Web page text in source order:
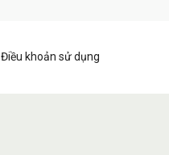
Điều khoản sử dụng